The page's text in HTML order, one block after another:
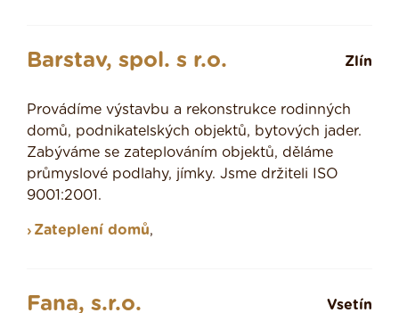
Barstav, spol. s r.o. Zlín
Provádíme výstavbu a rekonstrukce rodinných
domů, podnikatelských objektů, bytových jader.
Zabýváme se zateplováním objektů, děláme
průmyslové podlahy, jímky. Jsme držiteli ISO
9001:2001.
Zateplení domů,
Fana, s.r.o. Vsetín